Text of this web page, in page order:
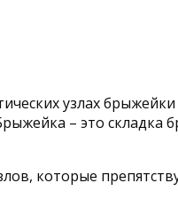
узлах
– это
которые